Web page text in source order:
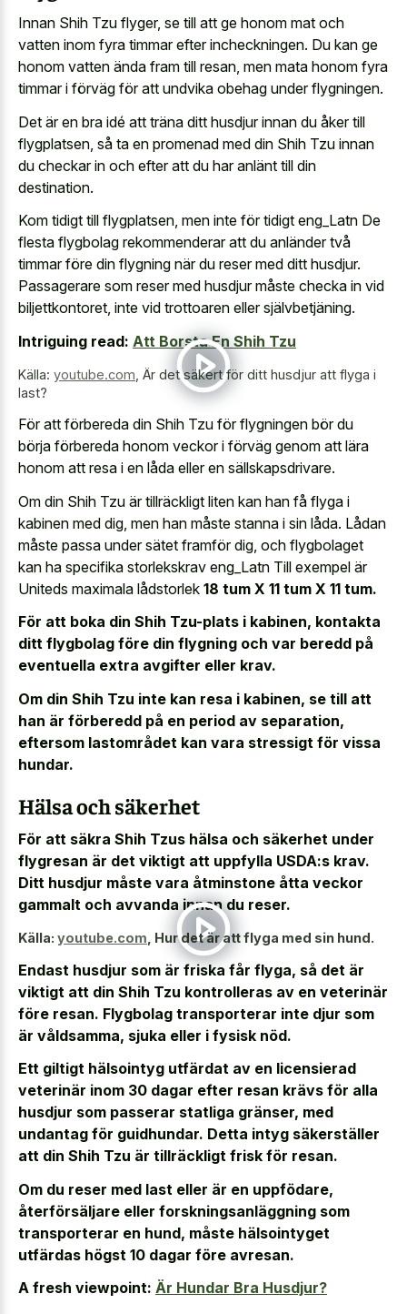
Innan Shih Tzu flyger, se till att ge honom mat och
vatten inom fyra timmar efter incheckningen. Du kan ge
honom vatten ända fram till resan, men mata honom fyra
timmar i förväg för att undvika obehag under flygningen.
Det är en bra idé att träna ditt husdjur innan du åker till
flygplatsen, så ta en promenad med din Shih Tzu innan
du checkar in och efter att du har anlänt till din
destination.
Kom tidigt till flygplatsen, men inte för tidigt eng_Latn De
flesta flygbolag rekommenderar att du anländer två
timmar före din flygning när du reser med ditt husdjur.
Passagerare som reser med husdjur måste checka in vid
biljettkontoret, inte vid trottoaren eller självbetjäning.
Intriguing read: Att Borsta En Shih Tzu
Källa: youtube.com Är det säkert för ditt husdjur att flyga i
last?
För att förbereda din Shih Tzu för flygningen bör du
börja förbereda honom veckor i förväg genom att lära
honom att resa i en låda eller en sällskapsdrivare.
Om din Shih Tzu är tillräckligt liten kan han få flyga i
kabinen med dig, men han måste stanna i sin låda. Lådan
måste passa under sätet framför dig, och flygbolaget
kan ha specifika storlekskrav eng_Latn Till exempel är
Uniteds maximala lådstorlek 18 tum X 11 tum X 11 tum.
För att boka din Shih Tzu-plats i kabinen, kontakta
ditt flygbolag före din flygning och var beredd på
eventuella extra avgifter eller krav.
Om din Shih Tzu inte kan resa i kabinen, se till att
han är förberedd på en period av separation,
eftersom lastområdet kan vara stressigt för vissa
hundar.
Hälsa och säkerhet
För att säkra Shih Tzus hälsa och säkerhet under
flygresan är det viktigt att uppfylla USDA:s krav.
Ditt husdjur måste vara åtminstone åtta veckor
gammalt och avvanda innan du reser.
Källa: youtube.com Hur det är att flyga med sin hund.
Endast husdjur som är friska får flyga, så det är
viktigt att din Shih Tzu kontrolleras av en veterinär
före resan. Flygbolag transporterar inte djur som
är våldsamma, sjuka eller i fysisk nöd.
Ett giltigt hälsointyg utfärdat av en licensierad
veterinär inom 30 dagar efter resan krävs för alla
husdjur som passerar statliga gränser, med
undantag för guidhundar. Detta intyg säkerställer
att din Shih Tzu är tillräckligt frisk för resan.
Om du reser med last eller är en uppfödare,
återförsäljare eller forskningsanläggning som
transporterar en hund, måste hälsointyget
utfärdas högst 10 dagar före avresan.
A fresh viewpoint: Är Hundar Bra Husdjur?